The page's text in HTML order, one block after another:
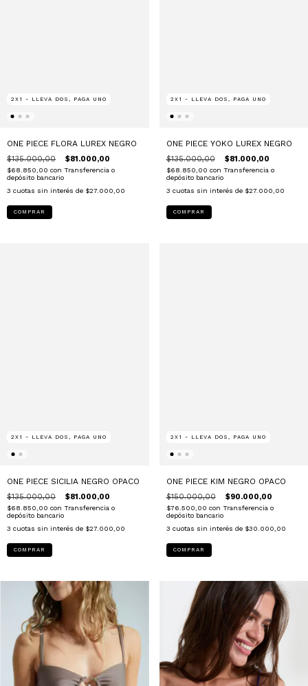
2X1 - LLEVA DOS, PAGA UNO
ONE PIECE FLORA LUREX NEGRO
$135.000,00 $81.000,00
$68.850,00 con Transferencia o
depósito bancario
3 cuotas sin interés de $27.000,00
COMPRAR
2X1 - LLEVA DOS, PAGA UNO
ONE PIECE YOKO LUREX NEGRO
$135.000,00 $81.000,00
$68.850,00 con Transferencia o
depósito bancario
3 cuotas sin interés de $27.000,00
COMPRAR
2X1 - LLEVA DOS, PAGA UNO
ONE PIECE SICILIA NEGRO OPACO
$135.000,00 $81.000,00
$68.850,00 con Transferencia o
depósito bancario
3 cuotas sin interés de $27.000,00
COMPRAR
2X1 - LLEVA DOS, PAGA UNO
ONE PIECE KIM NEGRO OPACO
$150.000,00 $90.000,00
$76.500,00 con Transferencia o
depósito bancario
3 cuotas sin interés de $30.000,00
COMPRAR